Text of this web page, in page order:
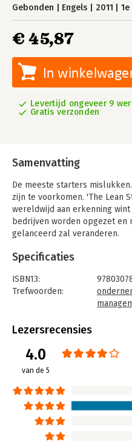
Gebonden Engels 2011
€ 45,87
In
Levertijd ongeveer 9
Gratis verzonden
Samenvatting
De meeste starters
zijn te voorkomen. 'The Lean
wereldwijd aan erkenning
bedrijven worden opgezet en
gelanceerd zal veranderen.
Specificaties
ISBN13:
Trefwoorden:
Bindwijze:
Uitgever:
Crown
Verschijningsdatum:
Hoofdrubriek:
Lezersrecensies
4.0
van de 5